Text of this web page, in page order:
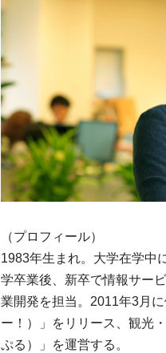
（プロフィール）
1983年生まれ。大学在学中
学卒業後、新卒で情報サー
業開発を担当。2011年3月
ー！）」をリリース、観光
ぷる）」を運営する。